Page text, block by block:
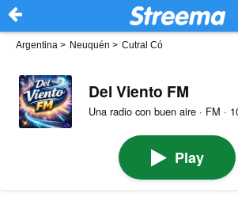
Argentina > Neuquén > Cutral Có
Del Viento FM
Una radio con buen aire · FM ·
Play